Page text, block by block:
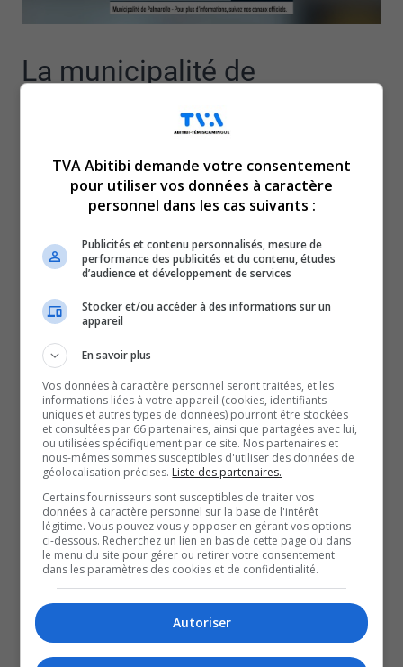
La municipalité de
Palmarolle demande à ses
citoyens de modérer leur
consommation d’eau
potable, en raison
d’un faible niveau.
Dans une publication sur sa page Facebook, elle appelle
à restreindre son utilisation pour les besoins jugés
essentiels.
L’administration municipale recommande d’éviter le
remplissage des piscines, le nettoyage de voiture ou
Cette situation s’explique par un bris technique survenu
le 1er juillet, à la station de pompage.
QUESTION DU JOUR
Commentaires
TVA Abitibi demande votre consentement
pour utiliser vos données à caractère
personnel dans les cas suivants :
Publicités et contenu personnalisés, mesure de
performance des publicités et du contenu, études
d’audience et développement de services
Stocker et/ou accéder à des informations sur un
appareil
En savoir plus
Vos données à caractère personnel seront traitées, et les
informations liées à votre appareil (cookies, identifiants
uniques et autres types de données) pourront être stockées
et consultées par 66 partenaires, ainsi que partagées avec lui,
ou utilisées spécifiquement par ce site. Nos partenaires et
nous-mêmes sommes susceptibles d'utiliser des données de
géolocalisation précises. Liste des partenaires.
Certains fournisseurs sont susceptibles de traiter vos
données à caractère personnel sur la base de l'intérêt
légitime. Vous pouvez vous y opposer en gérant vos options
ci-dessous. Recherchez un lien en bas de cette page ou dans
le menu du site pour gérer ou retirer votre consentement
dans les paramètres des cookies et de confidentialité.
Autoriser